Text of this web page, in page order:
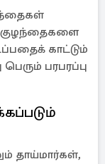
குழந்தைகளை
காட்டும்
பரபரப்பு
தாய்மார்கள்,